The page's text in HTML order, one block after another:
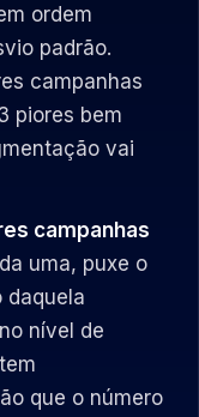
ordem
padrão.
campanhas
piores bem
vai
campanhas
uma, puxe o
daquela
nível de
que o número